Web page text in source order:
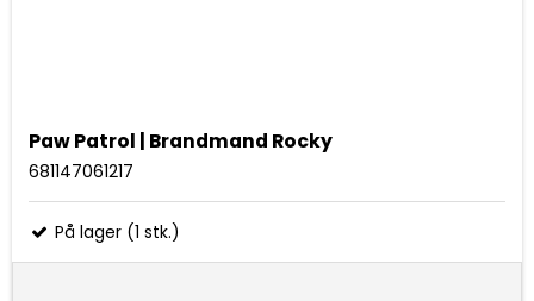
Paw Patrol | Brandmand Rocky
681147061217
På lager (1 stk.)